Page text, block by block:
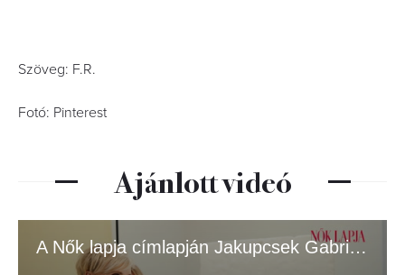
Szöveg: F.R.
Fotó: Pinterest
Ajánlott videó
A Nők lapja címlapján Jakupcsek Gabriella és lánya, Emma Róza